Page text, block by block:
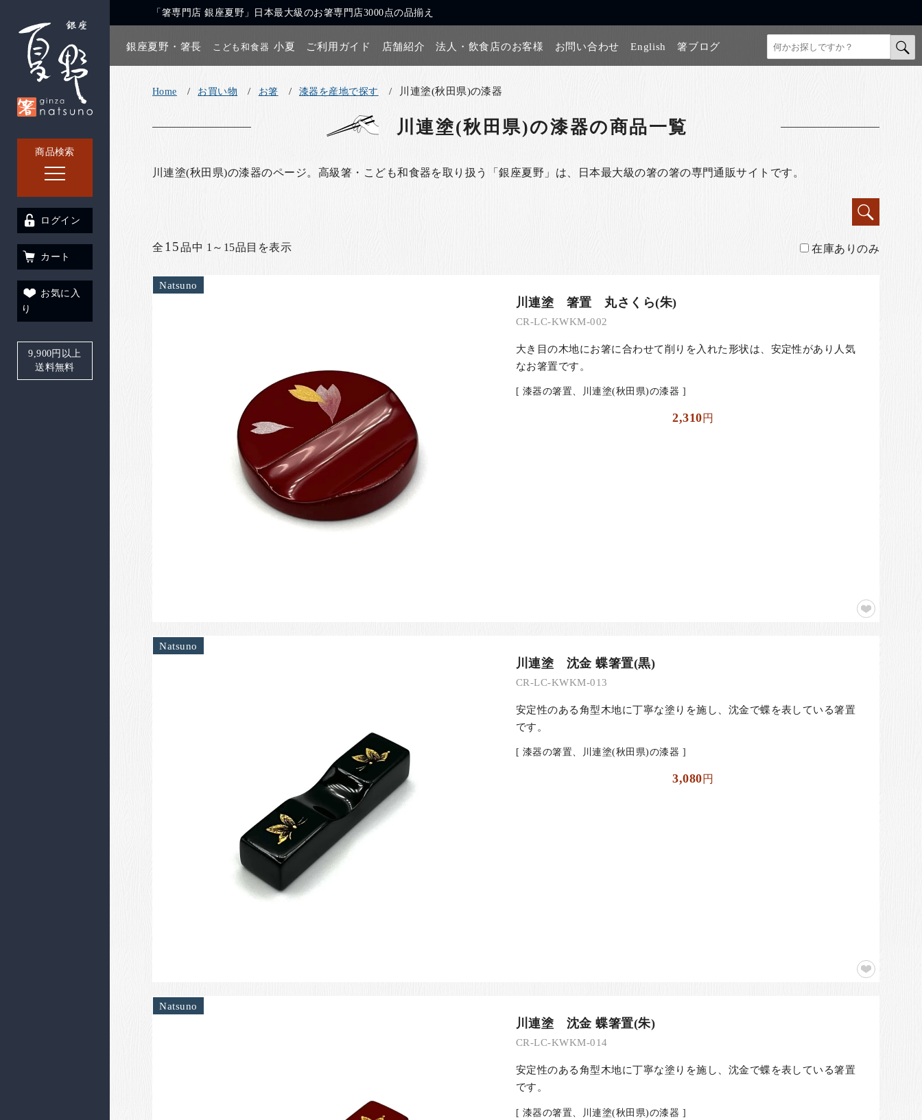
商品検索
「箸専門店 銀座夏野」日本最大級のお箸専門店3000点の品揃え
銀座夏野・箸長 こども和食器 小夏 ご利用ガイド 店舗紹介 法人・飲食店のお客様 お問い合わせ English 箸ブログ
ログイン
カート
お気に入
り
9,900円以上
送料無料
Home お買い物 お箸 漆器を産地で探す 川連塗(秋田県)の漆器
川連塗(秋田県)の漆器の商品一覧
川連塗(秋田県)の漆器のページ。高級箸・こども和食器を取り扱う「銀座夏野」は、日本最大級の箸の箸の専門通販サイトです。
全 15品中 1～15品目を表示 在庫ありのみ
Natsuno
川連塗 箸置 丸さくら(朱)
CR-LC-KWKM-002
大き目の木地にお箸に合わせて削りを入れた形状は、安定性があり人気
なお箸置です。
[ 漆器の箸置、川連塗(秋田県)の漆器 ]
2,310円
Natsuno
川連塗 沈金 蝶箸置(黒)
CR-LC-KWKM-013
安定性のある角型木地に丁寧な塗りを施し、沈金で蝶を表している箸置
です。
[ 漆器の箸置、川連塗(秋田県)の漆器 ]
3,080円
Natsuno
川連塗 沈金 蝶箸置(朱)
CR-LC-KWKM-014
安定性のある角型木地に丁寧な塗りを施し、沈金で蝶を表している箸置
です。
[ 漆器の箸置、川連塗(秋田県)の漆器 ]